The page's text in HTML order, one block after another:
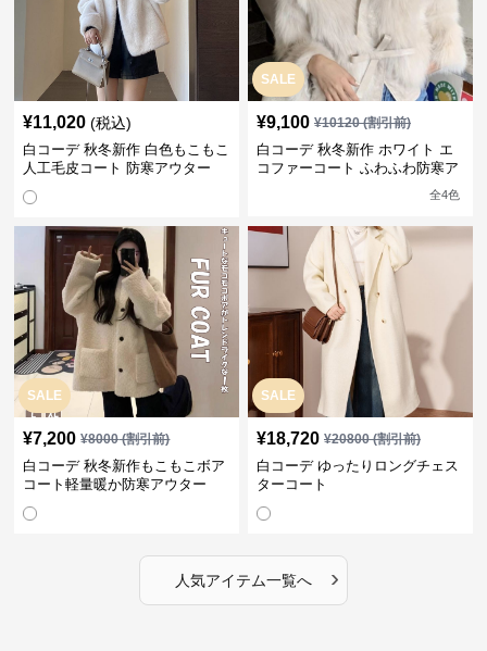
¥11,020 (税込)
白コーデ 秋冬新作 白色もこもこ
人工毛皮コート 防寒アウター
SALE
¥9,100 ¥10120(割引前)
白コーデ 秋冬新作 ホワイト エ
コファーコート ふわふわ防寒ア
全4色
SALE
¥7,200 ¥8000(割引前)
白コーデ 秋冬新作もこもこボア
コート軽量暖か防寒アウター
SALE
¥18,720 ¥20800(割引前)
白コーデ ゆったりロングチェス
ターコート
人気アイテム一覧へ ›